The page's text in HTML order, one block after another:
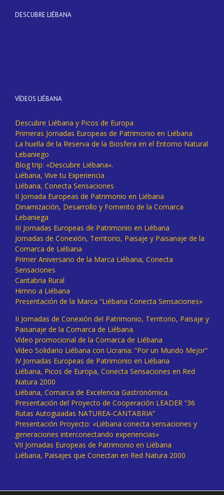
DESCUBRE LIÉBANA
VÍDEOS LIÉBANA
Descubre Liébana y Picos de Europa
Primeras Jornadas Europeas de Patrimonio en Liébana
La huella de la Reserva de la Biosfera en el Entorno Natural
Lebaniego
Blog trip: «Descubre Liébana».
Liébana, Vive tu Experiencia
Liébana, Conecta Sensaciones
II Jornada Europeas de Patrimonio en Liébana
Dinamización, Desarrollo y Fomento de la Comarca
Lebaniega
III Jornadas Europeas de Patrimonio en Liébana
Jornadas de Conexión, Territorio, Paisaje y Paisanaje de la
Comarca de Liébana
Primer Aniversario de la Marca Liébana, Conecta
Sensaciones
Cantabria Rural
Himno a Liébana
Presentación de la Marca “Liébana Conecta Sensaciones»
II Jornadas de Conexión del Patrimonio, Territorio, Paisaje y
Paisanaje de la Comarca de Liébana.
Vídeo promocional de la Comarca de Liébana
Vídeo Solidario Liébana con Ucrania: “Por un Mundo Mejor”
IV Jornadas Europeas de Patrimonio en Liébana
Liébana, Picos de Europa, Conecta Sensaciones en Red
Natura 2000
Liébana, Comarca de Excelencia Gastronómica.
Presentación del Proyecto de Cooperación LEADER “36
Rutas Autoguiadas NATUREA-CANTABRIA”
Presentación Proyecto: «Liébana conecta sensaciones y
generaciones interconectando experiencias»
VII Jornadas Europeas de Patrimonio en Liébana
Liébana, Paisajes que Conectan en Red Natura 2000